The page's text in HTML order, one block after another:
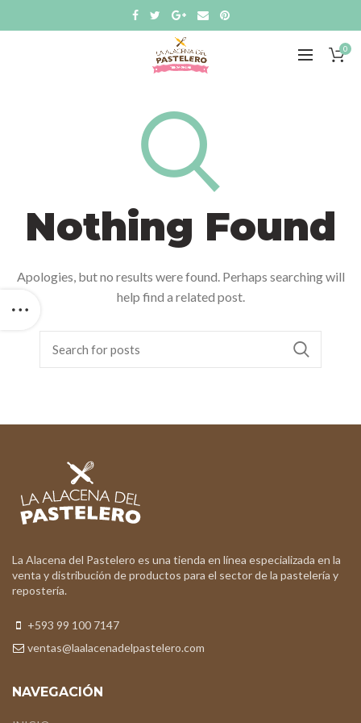
0
Nothing Found
Apologies, but no results were found. Perhaps searching will
help find a related post.
La Alacena del Pastelero es una tienda en línea especializada en la
venta y distribución de productos para el sector de la pastelería y
repostería.
+593 99 100 7147
ventas@laalacenadelpastelero.com
NAVEGACIÓN